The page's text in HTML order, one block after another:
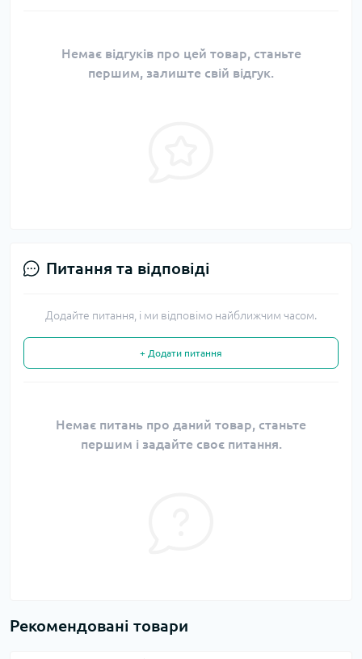
Немає відгуків про цей товар, станьте
першим, залиште свій відгук.
Питання та відповіді
Додайте питання, і ми відповімо найближчим часом.
+ Додати питання
Немає питань про даний товар, станьте
першим і задайте своє питання.
Рекомендовані товари